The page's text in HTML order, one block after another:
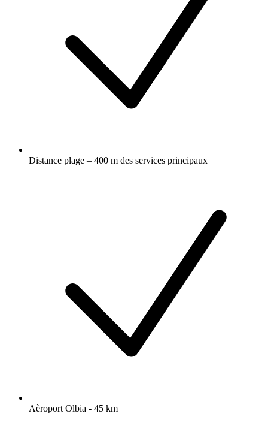
Distance plage – 400 m des services principaux
Aèroport Olbia - 45 km